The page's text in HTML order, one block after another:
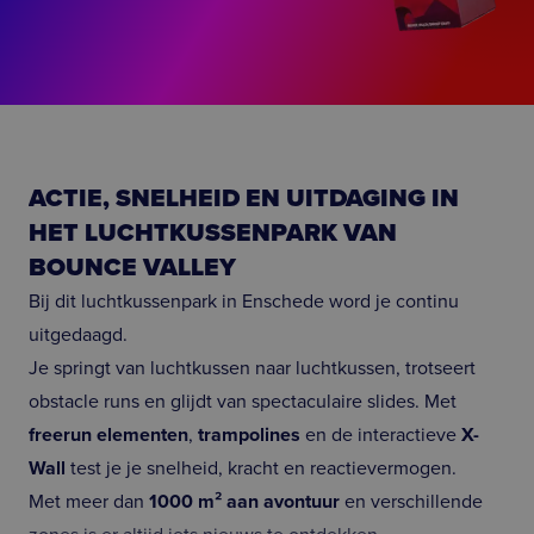
ACTIE, SNELHEID EN UITDAGING IN
HET LUCHTKUSSENPARK VAN
BOUNCE VALLEY
Bij dit luchtkussenpark in Enschede word je continu
uitgedaagd.
Je springt van luchtkussen naar luchtkussen, trotseert
obstacle runs en glijdt van spectaculaire slides. Met
freerun elementen, trampolines en de interactieve X-
Wall test je je snelheid, kracht en reactievermogen.
Met meer dan 1000 m² aan avontuur en verschillende